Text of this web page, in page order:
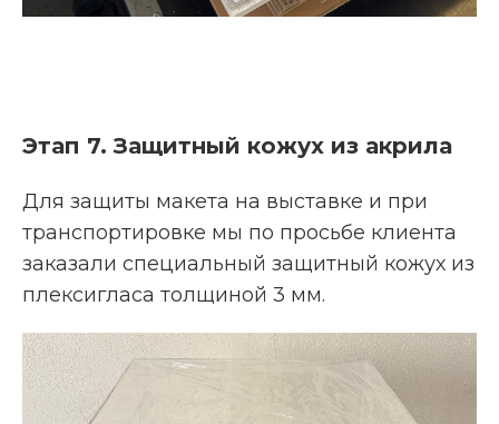
Этап 7. Защитный кожух из акрила
Для защиты макета на выставке и при
транспортировке мы по просьбе клиента
заказали специальный защитный кожух из
плексигласа толщиной 3 мм.